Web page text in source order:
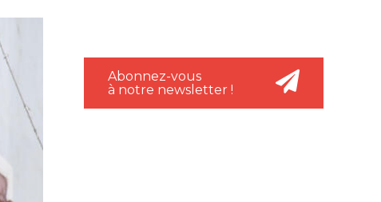
Abonnez-vous
à notre newsletter !